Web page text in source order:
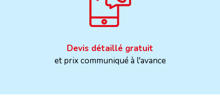
Devis détaillé gratuit
et prix communiqué à l'avance